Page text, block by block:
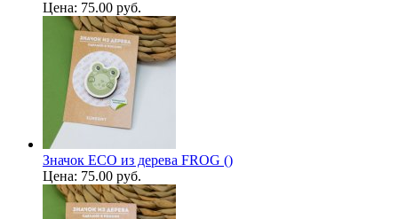
Цена: 75.00 руб.
Значок ECO из дерева FROG ()
Цена: 75.00 руб.